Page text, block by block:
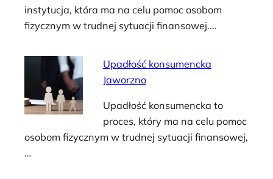
instytucja, która ma na celu pomoc osobom
fizycznym w trudnej sytuacji finansowej.…
Upadłość konsumencka
Jaworzno
Upadłość konsumencka to
proces, który ma na celu pomoc
osobom fizycznym w trudnej sytuacji finansowej,
…